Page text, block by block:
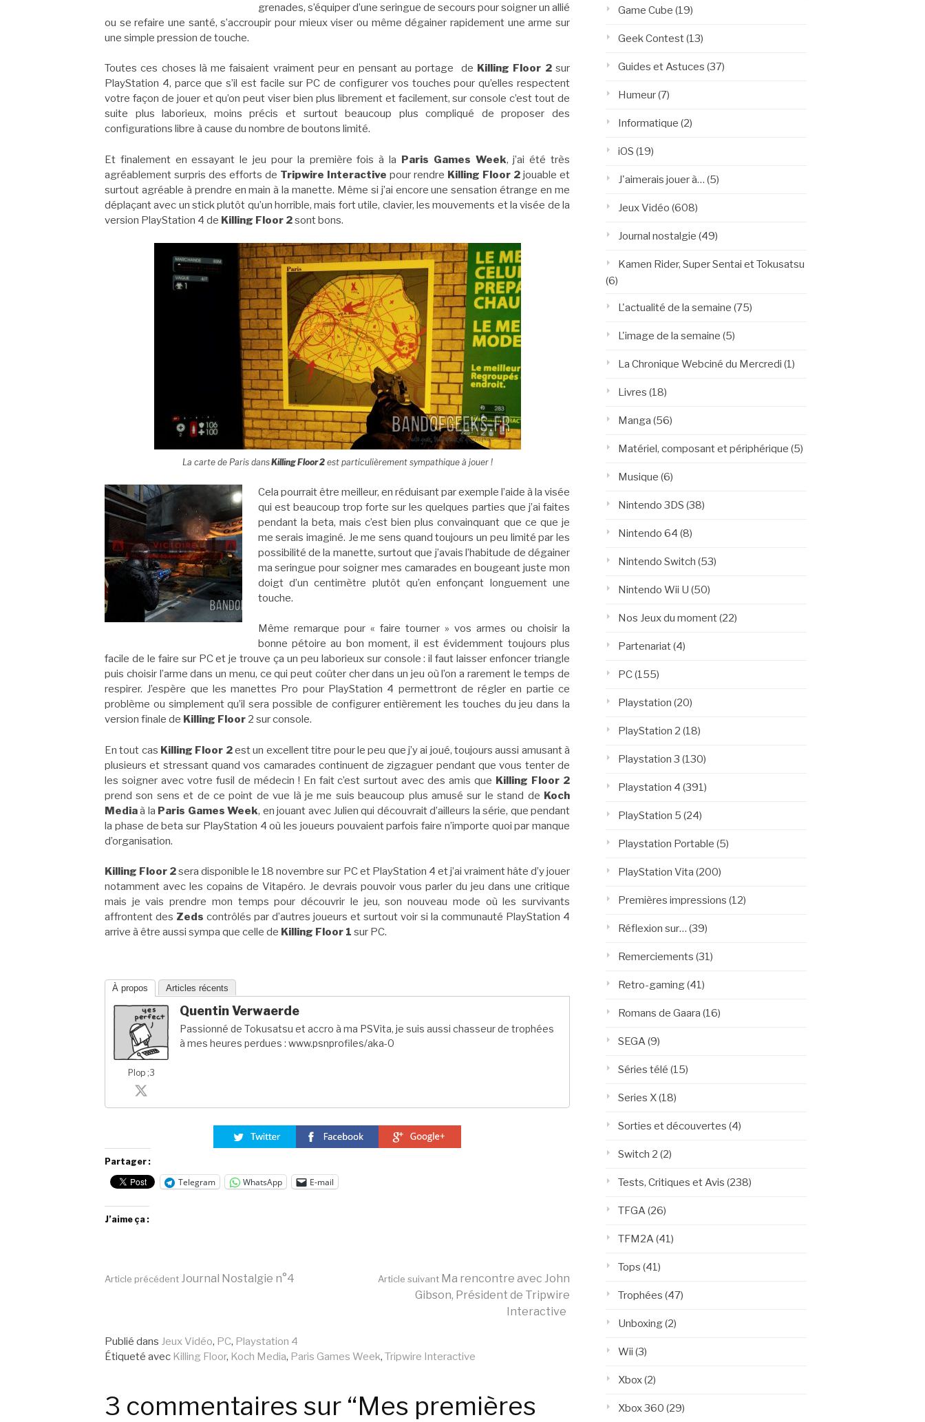
grenades, s’équiper d’une seringue de secours pour soigner un allié
ou se refaire une santé, s’accroupir pour mieux viser ou même dégainer rapidement une arme sur
une simple pression de touche.
Toutes ces choses là me faisaient vraiment peur en pensant au portage de Killing Floor 2sur
PlayStation 4, parce que s’il est facile sur PC de configurer vos touches pour qu’elles respectent
votre façon de jouer et qu’on peut viser bien plus librement et facilement, sur console c’est tout de
suite plus laborieux, moins précis et surtout beaucoup plus compliqué de proposer des
configurations libre à cause du nombre de boutons limité.
Et finalement en essayant le jeu pour la première fois à la Paris Games Week, j’ai été très
agréablement surpris des efforts de Tripwire Interactive pour rendre Killing Floor 2 jouable et
surtout agréable à prendre en main à la manette. Même si j’ai encore une sensation étrange en me
déplaçant avec un stick plutôt qu’un horrible, mais fort utile, clavier, les mouvements et la visée de la
version PlayStation 4 de Killing Floor 2sont bons.
La carte de Paris dansKilling Floor 2est particulièrement sympathique à jouer !
Cela pourrait être meilleur, en réduisant par exemple l’aide à la visée
qui est beaucoup trop forte sur les quelques parties que j’ai faites
pendant la beta, mais c’est bien plus convainquant que ce que je
me serais imaginé. Je me sens quand toujours un peu limité par les
possibilité de la manette, surtout que j’avais l’habitude de dégainer
ma seringue pour soigner mes camarades en bougeant juste mon
doigt d’un centimètre plutôt qu’en enfonçant longuement une
touche.
Même remarque pour « faire tourner » vos armes ou choisir la
bonne pétoire au bon moment, il est évidemment toujours plus
facile de le faire sur PC et je trouve ça un peu laborieux sur console : il faut laisser enfoncer triangle
puis choisir l’arme dans un menu, ce qui peut coûter cher dans un jeu où l’on a rarement le temps de
respirer. J’espère que les manettes Pro pour PlayStation 4 permettront de régler en partie ce
problème ou simplement qu’il sera possible de configurer entièrement les touches du jeu dans la
version finale de Killing Floor 2 sur console.
En tout cas Killing Floor 2est un excellent titre pour le peu que j’y ai joué, toujours aussi amusant à
plusieurs et stressant quand vos camarades continuent de zigzaguer pendant que vous tenter de
les soigner avec votre fusil de médecin ! En fait c’est surtout avec des amis que Killing Floor 2
prend son sens et de ce point de vue là je me suis beaucoup plus amusé sur le stand de Koch
Mediaà la Paris Games Week, en jouant avec Julien qui découvrait d’ailleurs la série, que pendant
la phase de beta sur PlayStation 4 où les joueurs pouvaient parfois faire n’importe quoi par manque
d’organisation.
Killing Floor 2sera disponible le 18 novembre sur PC et PlayStation 4 et j’ai vraiment hâte d’y jouer
notamment avec les copains de Vitapéro. Je devrais pouvoir vous parler du jeu dans une critique
mais je vais prendre mon temps pour découvrir le jeu, son nouveau mode où les survivants
affrontent des Zeds contrôlés par d’autres joueurs et surtout voir si la communauté PlayStation 4
arrive à être aussi sympa que celle de Killing Floor 1 sur PC.
À propos Articles récents
Plop ;3
Quentin Verwaerde
Passionné de Tokusatsu et accro à ma PSVita, je suis aussi chasseur de trophées
à mes heures perdues : www.psnprofiles/aka-0
Partager :
Telegram WhatsApp E-mail
J’aime ça :
Lire
la
Article précédent Journal Nostalgie n°4 Article suivant Ma rencontre avec John
Gibson, Président de Tripwire
Interactive
Publié dans Jeux Vidéo, PC, Playstation 4
Étiqueté avec Killing Floor, Koch Media, Paris Games Week, Tripwire Interactive
3 commentaires sur “Mes premières
Game Cube (19)
Geek Contest(13)
Guides et Astuces (37)
Humeur(7)
Informatique (2)
iOS (19)
J'aimerais jouer à… (5)
Jeux Vidéo (608)
Journal nostalgie (49)
Kamen Rider, Super Sentai et Tokusatsu
(6)
L'actualité de la semaine (75)
L'image de la semaine (5)
La Chronique Webciné du Mercredi (1)
Livres (18)
Manga (56)
Matériel, composant et périphérique (5)
Musique (6)
Nintendo 3DS (38)
Nintendo 64 (8)
Nintendo Switch (53)
Nintendo Wii U (50)
Nos Jeux du moment(22)
Partenariat(4)
PC(155)
Playstation (20)
PlayStation 2 (18)
Playstation 3 (130)
Playstation 4 (391)
PlayStation 5 (24)
Playstation Portable (5)
PlayStation Vita (200)
Premières impressions (12)
Réflexion sur… (39)
Remerciements (31)
Retro-gaming(41)
Romans de Gaara (16)
SEGA (9)
Séries télé (15)
Series X(18)
Sorties et découvertes (4)
Switch 2 (2)
Tests, Critiques et Avis (238)
TFGA (26)
TFM2A (41)
Tops (41)
Trophées (47)
Unboxing(2)
Wii (3)
Xbox(2)
Xbox 360 (29)